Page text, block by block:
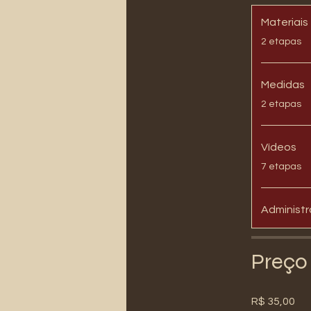
Materiais
.2 etapas
Medidas
.2 etapas
Vídeos
.7 etapas
Preço
R$ 35,00